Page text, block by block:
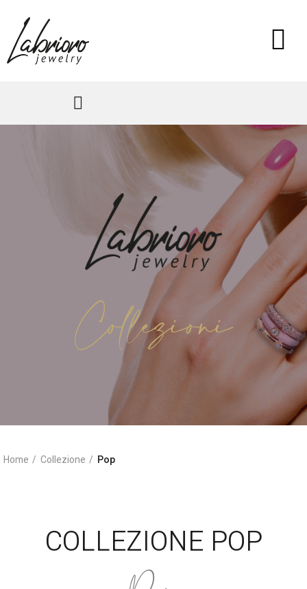
Collezioni
Home Collezione Pop
COLLEZIONE POP